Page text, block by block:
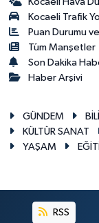
Kocaeli Trafik
Puan Durumu
Tüm Manşetler
Son Dakika
Haber Arşivi
GÜNDEM
KÜLTÜR SANAT
YAŞAM
RSS